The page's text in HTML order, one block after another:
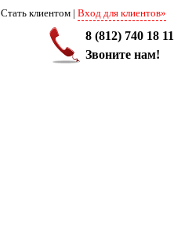
Стать клиентом | Вход для клиентов»
8 (812) 740 18 11
Звоните нам!